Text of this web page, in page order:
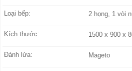
Loại bếp: 2 họng, 1 vòi
Kích thước: 1500 x 900 x
Đánh lửa: Mageto